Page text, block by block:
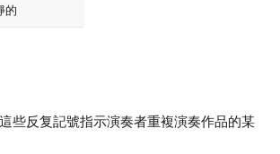
的
些反复記號指示演奏者重複演奏作品的某